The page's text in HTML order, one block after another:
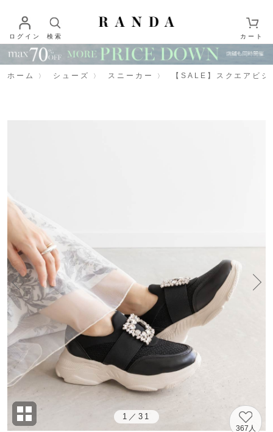
ログイン 検索 カート
ホーム シューズ スニーカー 【SALE】スクエアビ
1 ／ 31
367人